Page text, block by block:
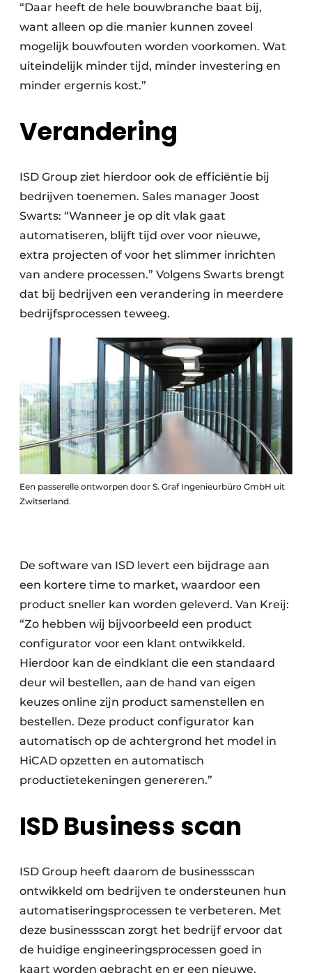
“Daar heeft de hele bouwbranche baat bij,
want alleen op die manier kunnen zoveel
mogelijk bouwfouten worden voorkomen. Wat
uiteindelijk minder tijd, minder investering en
minder ergernis kost.”
Verandering
ISD Group ziet hierdoor ook de efficiëntie bij
bedrijven toenemen. Sales manager Joost
Swarts: “Wanneer je op dit vlak gaat
automatiseren, blijft tijd over voor nieuwe,
extra projecten of voor het slimmer inrichten
van andere processen.” Volgens Swarts brengt
dat bij bedrijven een verandering in meerdere
bedrijfsprocessen teweeg.
Een passerelle ontworpen door S. Graf Ingenieurbüro GmbH uit
Zwitserland.
De software van ISD levert een bijdrage aan
een kortere time to market, waardoor een
product sneller kan worden geleverd. Van Kreij:
“Zo hebben wij bijvoorbeeld een product
configurator voor een klant ontwikkeld.
Hierdoor kan de eindklant die een standaard
deur wil bestellen, aan de hand van eigen
keuzes online zijn product samenstellen en
bestellen. Deze product configurator kan
automatisch op de achtergrond het model in
HiCAD opzetten en automatisch
productietekeningen genereren.”
ISD Business scan
ISD Group heeft daarom de businessscan
ontwikkeld om bedrijven te ondersteunen hun
automatiseringsprocessen te verbeteren. Met
deze businessscan zorgt het bedrijf ervoor dat
de huidige engineeringsprocessen goed in
kaart worden gebracht en er een nieuwe,